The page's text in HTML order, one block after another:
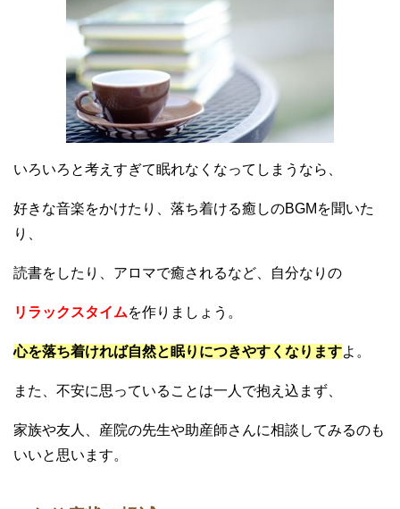
いろいろと考えすぎて眠れなくなってしまうなら、
好きな音楽をかけたり、落ち着ける癒しのBGMを聞いた
り、
読書をしたり、アロマで癒されるなど、自分なりの
リラックスタイムを作りましょう。
心を落ち着ければ自然と眠りにつきやすくなりますよ。
また、不安に思っていることは一人で抱え込まず、
家族や友人、産院の先生や助産師さんに相談してみるのも
いいと思います。